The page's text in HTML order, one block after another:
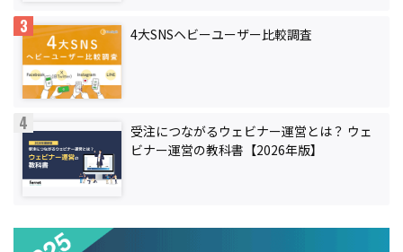
4大SNSヘビーユーザー比較調査
受注につながるウェビナー運営とは？ ウェ
ビナー運営の教科書【2026年版】